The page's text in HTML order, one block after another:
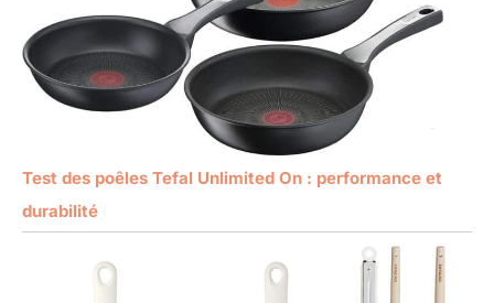
Test des poêles Tefal Unlimited On : performance et
durabilité